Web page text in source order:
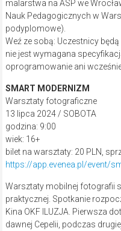
malarstwa na ASP we
Nauk Pedagogicznych w
podyplomowe).
Weź ze sobą: Uczestnicy
nie jest wymagana
oprogramowanie ani
SMART MODERNIZM
Warsztaty fotograficzne
13 lipca 2024 / SOBOTA
godzina: 9:00
wiek: 16+
bilet na warsztaty: 20 PLN,
https://app.evenea.pl/event/
Warsztaty mobilnej fotografii
praktycznej. Spotkanie
Kina OKF ILUZJA. Pierwsza
dawnej Cepelii, podczas